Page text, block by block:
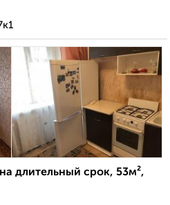
длительный срок, 53м²,